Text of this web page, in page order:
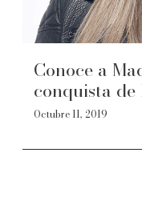
Conoce a
conquista
Octubre 11, 2019